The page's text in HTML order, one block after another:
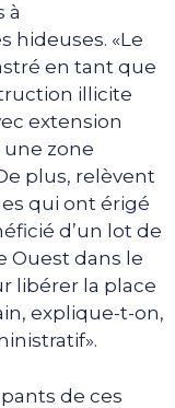
à
hideuses. «Le
en tant que
illicite
extension
une zone
plus, relèvent
qui ont érigé
d’un lot de
Ouest dans le
libérer la place
explique-t-on,
de ces